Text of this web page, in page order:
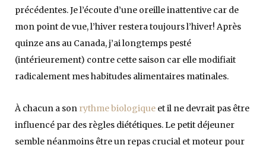
précédentes. Je l’écoute d’une oreille inattentive car de
mon point de vue, l’hiver restera toujours l’hiver! Après
quinze ans au Canada, j’ai longtemps pesté
(intérieurement) contre cette saison car elle modifiait
radicalement mes habitudes alimentaires matinales.
À chacun a son rythme biologique et il ne devrait pas être
influencé par des règles diététiques. Le petit déjeuner
semble néanmoins être un repas crucial et moteur pour